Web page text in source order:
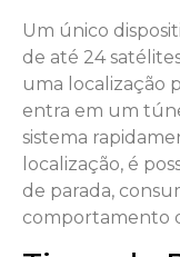
Um único
de até 24
uma localização
entra em um
sistema
localização, é
de parada,
comportamento